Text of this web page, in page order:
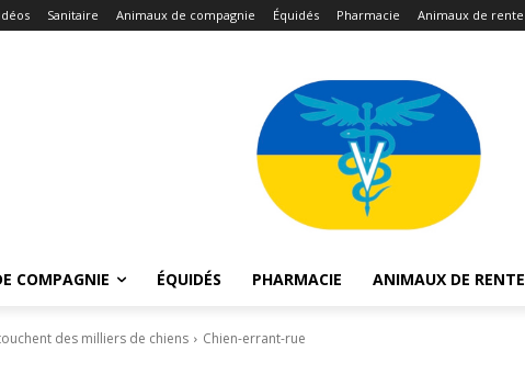
Sanitaire Animaux de compagnie Équidés Pharmacie Animaux de rente
COMPAGNIE ÉQUIDÉS PHARMACIE ANIMAUX DE RENTE
des milliers de chiens Chien-errant-rue